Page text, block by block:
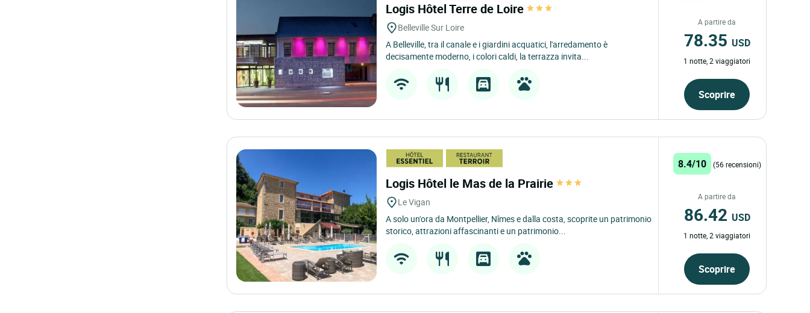
Logis Hôtel Terre de Loire
Belleville Sur Loire
A Belleville, tra il canale e i giardini acquatici, l'arredamento è
decisamente moderno, i colori caldi, la terrazza invita...
A partire da
78.35 USD
1 notte, 2 viaggiatori
Scoprire
Logis Hôtel le Mas de la Prairie
Le Vigan
A solo un'ora da Montpellier, Nîmes e dalla costa, scoprite un patrimonio
storico, attrazioni affascinanti e un patrimonio...
8.4/10 (56 recensioni)
A partire da
86.42 USD
1 notte, 2 viaggiatori
Scoprire